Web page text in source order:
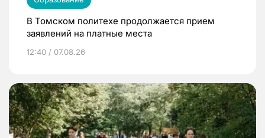
В Томском политехе продолжается прием
заявлений на платные места
12:40 / 07.08.26